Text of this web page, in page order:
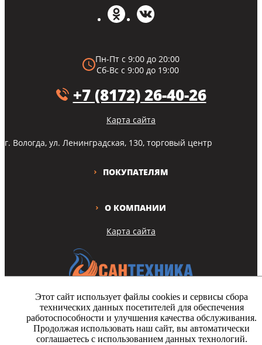
Copyright © Все права защищены
На этом сайте используются файлы cookie. Продолжая просмотр
Карта сайта
О КОМПАНИИ
ПОКУПАТЕЛЯМ
Пн-Пт с 9:00 до 20:00
Сб-Вс с 9:00 до 19:00
+7 (8172) 26-40-26
Карта сайта
г. Вологда, ул. Ленинградская, 130, торговый центр
Этот сайт использует файлы cookies и сервисы сбора
технических данных посетителей для обеспечения
работоспособности и улучшения качества обслуживания.
Продолжая использовать наш сайт, вы автоматически
соглашаетесь с использованием данных технологий.